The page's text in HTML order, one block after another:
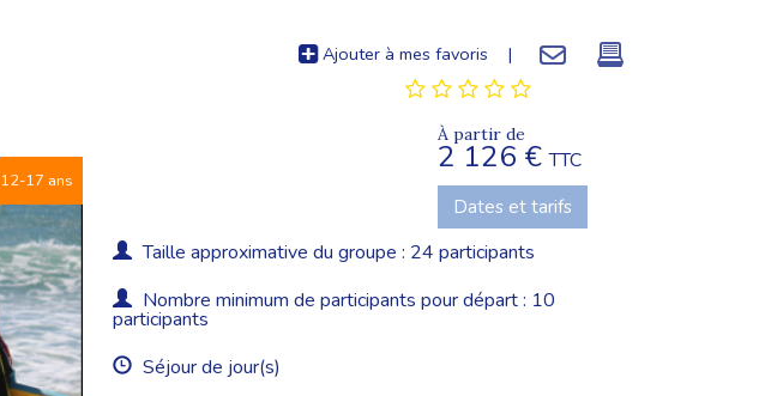
Ajouter à mes favoris |
12-17 ans
À partir de
2 126 €TTC
Dates et tarifs
Taille approximative du groupe : 24 participants
Nombre minimum de participants pour départ : 10
participants
Séjour de jour(s)